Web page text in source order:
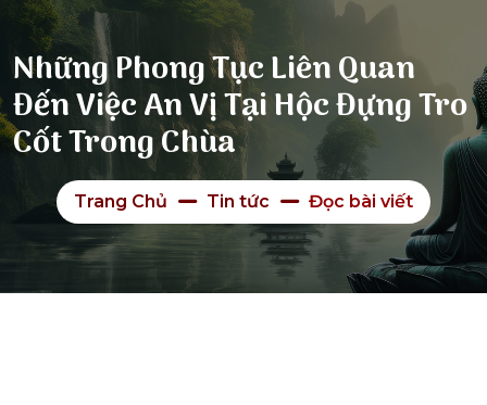
Những Phong Tục Liên Quan
Đến Việc An Vị Tại Hộc Đựng Tro
Cốt Trong Chùa
Trang Chủ Tin tức Đọc bài viết